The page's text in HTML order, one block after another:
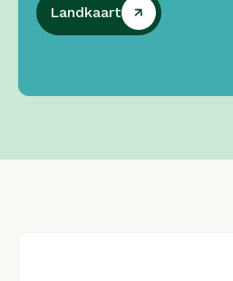
Landkaart
Landkaart